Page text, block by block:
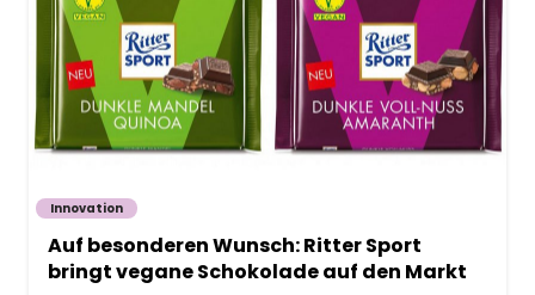
Innovation
Auf besonderen Wunsch: Ritter Sport
bringt vegane Schokolade auf den Markt